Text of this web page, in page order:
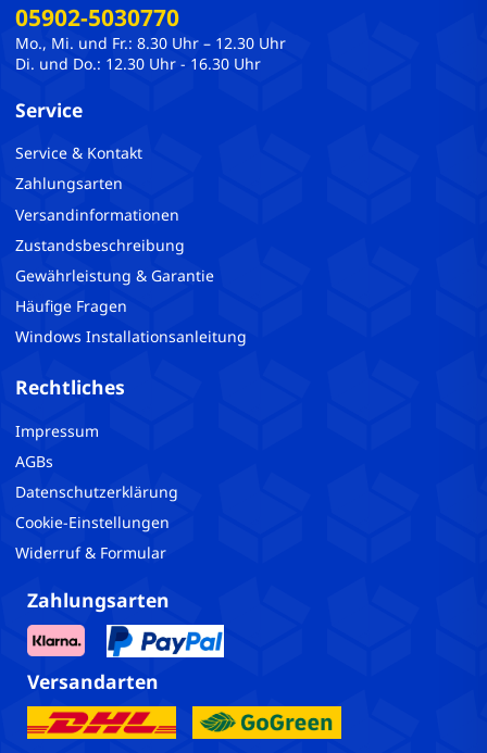
05902-5030770
Mo., Mi. und Fr.: 8.30 Uhr – 12.30 Uhr
Di. und Do.: 12.30 Uhr - 16.30 Uhr
Service
Service & Kontakt
Zahlungsarten
Versandinformationen
Zustandsbeschreibung
Gewährleistung & Garantie
Häufige Fragen
Windows Installationsanleitung
Rechtliches
Impressum
AGBs
Datenschutzerklärung
Cookie-Einstellungen
Widerruf & Formular
Zahlungsarten
Versandarten